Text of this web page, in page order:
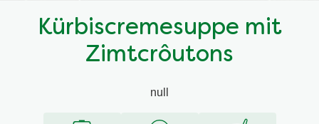
Kürbiscremesuppe mit
Zimtcrôutons
null